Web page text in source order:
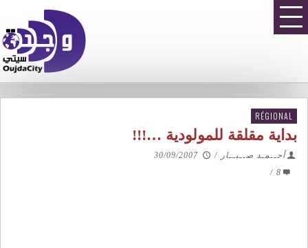
RÉGIONAL
بداية مقلقة للمولودية …!!!
أحــمـد صــبــار /
30/09/2007
8
/